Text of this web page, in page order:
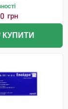
грн
КУПИТИ